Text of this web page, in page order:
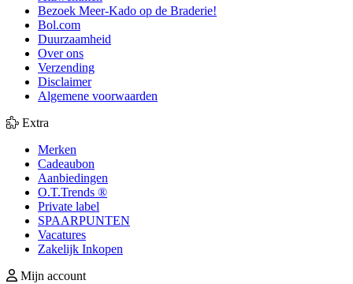
Bezoek Meer-Kado op de Braderie!
Bol.com
Duurzaamheid
Over ons
Verzending
Disclaimer
Algemene voorwaarden
Extra
Merken
Cadeaubon
Aanbiedingen
O.T.Trends ®
Private label
SPAARPUNTEN
Vacatures
Zakelijk Inkopen
Mijn account